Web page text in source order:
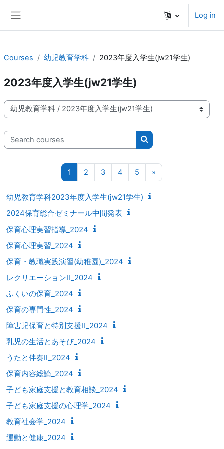
Log in
Courses 幼児教育学科 2023年度入学生(jw21学生)
2023年度入学生(jw21学生)
Course categories
Search courses
Search courses
1 Page 1
2 Page 2
3Page 3
4Page 4
5 Page 5
»
幼児教育学科2023年度入学生(jw21学生)
2024保育総合ゼミナール中間発表
保育心理実習指導_2024
保育心理実習_2024
保育・教職実践演習(幼稚園)_2024
レクリエーションⅡ_2024
ふくいの保育_2024
保育の専門性_2024
障害児保育と特別支援Ⅱ_2024
乳児の生活とあそび_2024
うたと伴奏Ⅱ_2024
保育内容総論_2024
子ども家庭支援と教育相談_2024
子ども家庭支援の心理学_2024
教育社会学_2024
運動と健康_2024